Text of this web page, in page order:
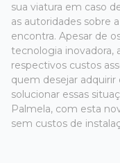
sua viatura em caso
as autoridades sobre
encontra. Apesar de
tecnologia inovadora,
respectivos custos
quem desejar adquirir
solucionar essas
Palmela, com esta
sem custos de